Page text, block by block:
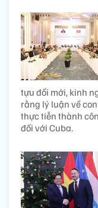
tựu đổi mới, kinh
rằng lý luận về
thực tiễn thành
đối với Cuba.